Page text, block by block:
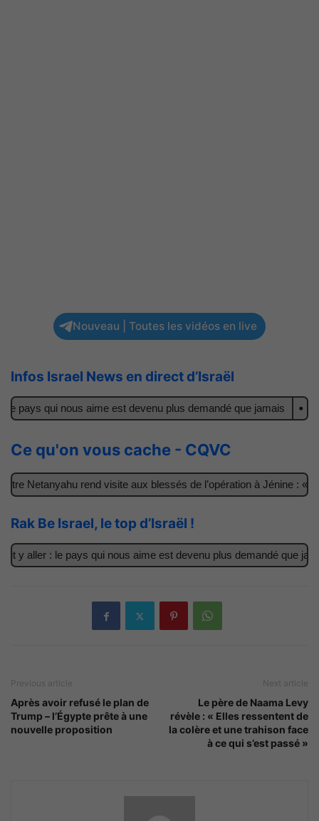
Nouveau | Toutes les vidéos en live
Infos Israel News en direct d’Israël
pays qui nous aime est devenu plus demandé que jamais Il
Ce qu'on vous cache - CQVC
Netanyahu rend visite aux blessés de l’opération à Jénine : «
Rak Be Israel, le top d’Israël !
y aller : le pays qui nous aime est devenu plus demandé que jamais
Previous article
Après avoir refusé le plan de
Trump – l’Égypte prête à une
nouvelle proposition
Next article
Le père de Naama Levy
révèle : « Elles ressentent de
la colère et une trahison face
à ce qui s’est passé »